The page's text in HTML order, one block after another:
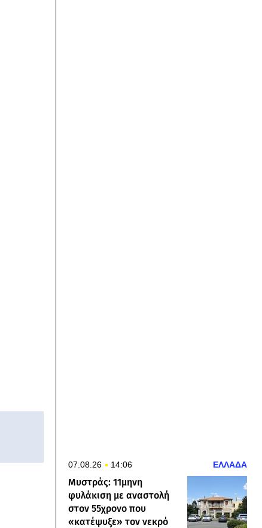
07.08.26 14:06 ΕΛΛΑΔΑ
Μυστράς: 11μηνη
φυλάκιση με αναστολή
στον 55χρονο που
«κατέψυξε» τον νεκρό